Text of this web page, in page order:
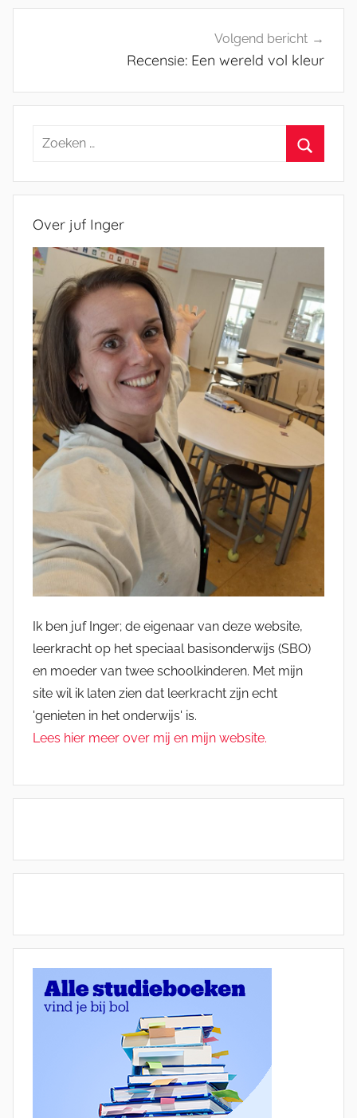
Volgend bericht
Recensie: Een wereld vol kleur
Zoeken
Over juf Inger
Ik ben juf Inger; de eigenaar van deze website,
leerkracht op het speciaal basisonderwijs (SBO)
en moeder van twee schoolkinderen. Met mijn
site wil ik laten zien dat leerkracht zijn echt
'genieten in het onderwijs' is.
Lees hier meer over mij en mijn website.